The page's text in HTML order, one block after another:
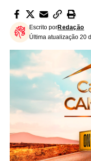
Última atualização 20
Escrito porRedação